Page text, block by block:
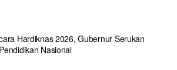
Hardiknas 2026, Gubernur Serukan
Nasional